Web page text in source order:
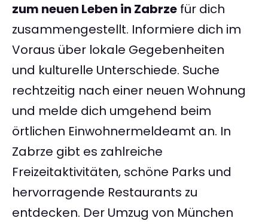
zum neuen Leben in Zabrze für dich
zusammengestellt. Informiere dich im
Voraus über lokale Gegebenheiten
und kulturelle Unterschiede. Suche
rechtzeitig nach einer neuen Wohnung
und melde dich umgehend beim
örtlichen Einwohnermeldeamt an. In
Zabrze gibt es zahlreiche
Freizeitaktivitäten, schöne Parks und
hervorragende Restaurants zu
entdecken. Der Umzug von München